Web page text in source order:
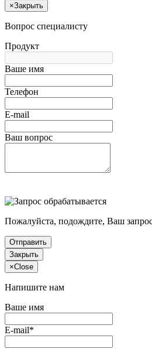
×Закрыть
Вопрос специалисту
Продукт
Ваше имя
Телефон
E-mail
Ваш вопрос
Пожалуйста, подождите, Ваш
Отправить
Закрыть
×Close
Напишите нам
Ваше имя
E-mail*